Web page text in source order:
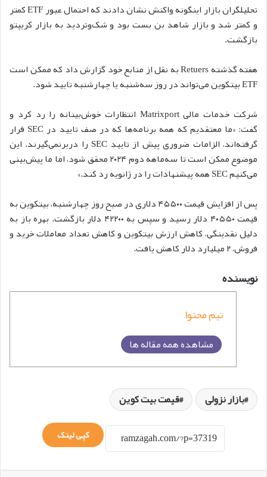
تحلیلگران بازار اینگونه واکنش نشان دادند که احتمال عبور ETF کمتر
و کمتر شد و بازار شاهد بن بست بود و شک‌وتردید به بازار کریپتو
بازگشت.
هفته گذشته Retuers به نقل از منابع خود گزارش داد که ممکن است
ETF بیتکوین می‌تواند در روز سه‌شنبه یا چهارشنبه تایید شود.
شرکت خدمات مالی Matrixport انتظارات خوش‌بینانه را رد کرد و
گفت: «ما معتقدیم که همه برنامه‌ها که در صف تایید در SEC قرار
گرفته‌اند، الزامات ضروری پیش از تایید SEC را دربرنمی‌گیرند. این
موضوع ممکن است تا سه‌ماهه دوم ۲۰۲۴ محقق شود، اما ما پیش‌بینی
می‌کنیم SEC همه پیشنهادات را در ژانویه رد کند.»
پس از افزایش قیمت ۴۵۵۰۰ دلاری در صبح روز چهارشنبه، بیتکوین به
قیمت ۴۰۵۵۰ دلار رسید و سپس به ۴۲۲۰۰ دلار بازگشت. بهره باز به
دلیل نقدینگی، کاهش ارزش بیتکوین و کاهش تعداد معاملات خرید و
فروش، ۲ میلیارد دلار کاهش یافت.
نویسنده
تیم محتوا
مشاهده همه مقاله ها
بازار نزولی قیمت بیت کوین
کپی لینک